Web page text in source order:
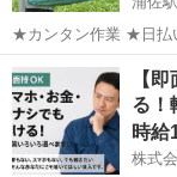
★カンタン作業 ★日払
（最短翌日） ■ 仕事内容 主に以下のような作業を行います。 基本的
新潟 南魚沼市
【
る！
時給
株式